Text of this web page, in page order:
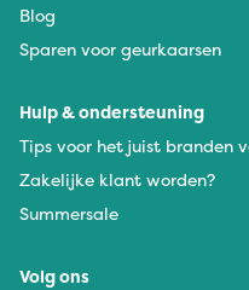
Blog
Sparen voor geurkaarsen
Hulp & ondersteuning
Tips voor het juist branden
Zakelijke klant worden?
Summersale
Volg ons